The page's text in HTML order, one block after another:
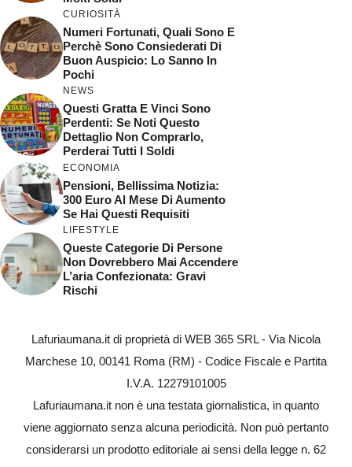
CURIOSITÀ
Numeri Fortunati, Quali Sono E
Perchè Sono Consiederati Di
Buon Auspicio: Lo Sanno In
Pochi
NEWS
Questi Gratta E Vinci Sono
Perdenti: Se Noti Questo
Dettaglio Non Comprarlo,
Perderai Tutti I Soldi
ECONOMIA
Pensioni, Bellissima Notizia:
300 Euro Al Mese Di Aumento
Se Hai Questi Requisiti
LIFESTYLE
Queste Categorie Di Persone
Non Dovrebbero Mai Accendere
L’aria Confezionata: Gravi
Rischi
Lafuriaumana.it di proprietà di WEB 365 SRL - Via Nicola
Marchese 10, 00141 Roma (RM) - Codice Fiscale e Partita
I.V.A. 12279101005
Lafuriaumana.it non è una testata giornalistica, in quanto
viene aggiornato senza alcuna periodicità. Non può pertanto
considerarsi un prodotto editoriale ai sensi della legge n. 62